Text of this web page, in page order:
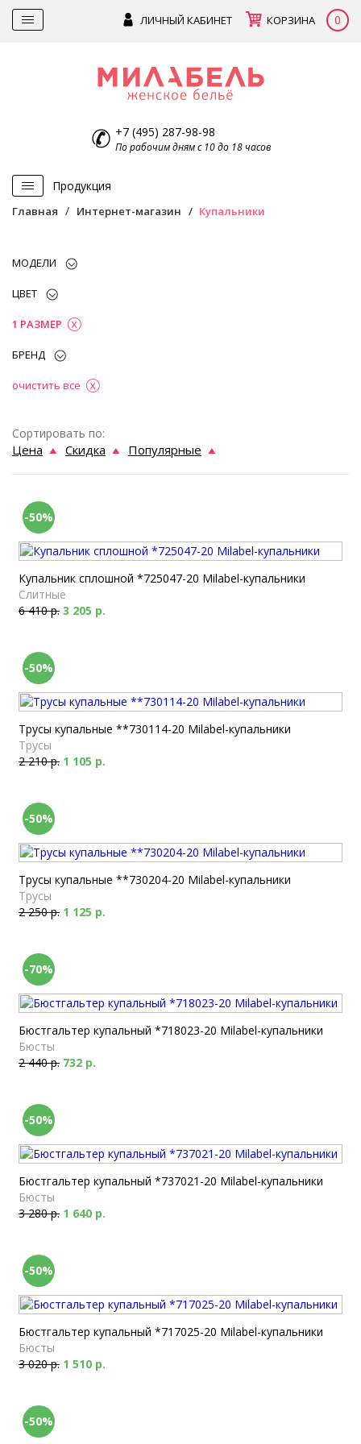
ЛИЧНЫЙ КАБИНЕТ КОРЗИНА 0
+7 (495) 287-98-98
По рабочим дням с 10 до 18 часов
Продукция
Главная Интернет-магазин Купальники
МОДЕЛИ
ЦВЕТ
1 РАЗМЕР
БРЕНД
очистить все
Сортировать по:
Цена Скидка Популярные
-50%
Купальник сплошной *725047-20 Milabel-купальники
Слитные
6 410 р. 3 205 р.
-50%
Трусы купальные **730114-20 Milabel-купальники
Трусы
2 210 р. 1 105 р.
-50%
Трусы купальные **730204-20 Milabel-купальники
Трусы
2 250 р. 1 125 р.
-70%
Бюстгальтер купальный *718023-20 Milabel-купальники
Бюсты
2 440 р. 732 р.
-50%
Бюстгальтер купальный *737021-20 Milabel-купальники
Бюсты
3 280 р. 1 640 р.
-50%
Бюстгальтер купальный *717025-20 Milabel-купальники
Бюсты
3 020 р. 1 510 р.
-50%